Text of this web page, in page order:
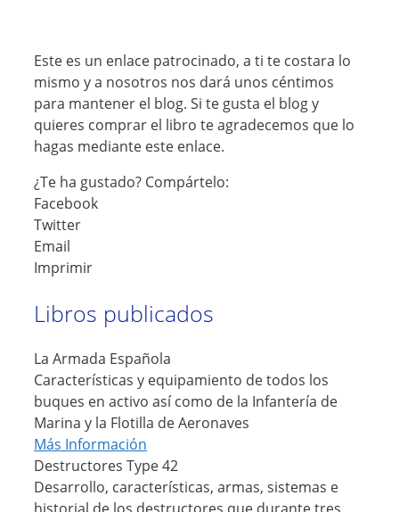
Este es un enlace patrocinado, a ti te costara lo
mismo y a nosotros nos dará unos céntimos
para mantener el blog. Si te gusta el blog y
quieres comprar el libro te agradecemos que lo
hagas mediante este enlace.
¿Te ha gustado? Compártelo:
Facebook
Twitter
Email
Imprimir
Libros publicados
La Armada Española
Características y equipamiento de todos los
buques en activo así como de la Infantería de
Marina y la Flotilla de Aeronaves
Más Información
Destructores Type 42
Desarrollo, características, armas, sistemas e